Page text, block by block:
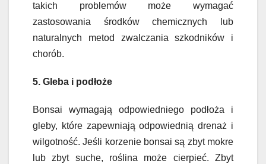
takich problemów może wymagać
zastosowania środków chemicznych lub
naturalnych metod zwalczania szkodników i
chorób.
5. Gleba i podłoże
Bonsai wymagają odpowiedniego podłoża i
gleby, które zapewniają odpowiednią drenaż i
wilgotność. Jeśli korzenie bonsai są zbyt mokre
lub zbyt suche, roślina może cierpieć. Zbyt